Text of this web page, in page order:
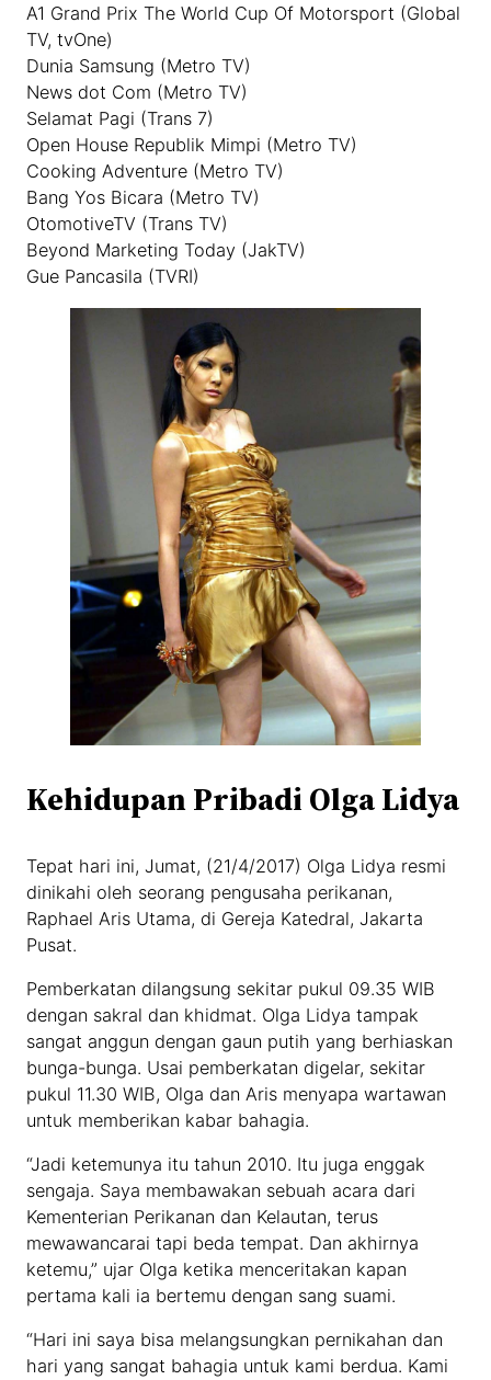
A1 Grand Prix The World Cup Of Motorsport (Global
TV, tvOne)
Dunia Samsung (Metro TV)
News dot Com (Metro TV)
Selamat Pagi (Trans 7)
Open House Republik Mimpi (Metro TV)
Cooking Adventure (Metro TV)
Bang Yos Bicara (Metro TV)
OtomotiveTV (Trans TV)
Beyond Marketing Today (JakTV)
Gue Pancasila (TVRI)
Kehidupan Pribadi Olga Lidya
Tepat hari ini, Jumat, (21/4/2017) Olga Lidya resmi
dinikahi oleh seorang pengusaha perikanan,
Raphael Aris Utama, di Gereja Katedral, Jakarta
Pusat.
Pemberkatan dilangsung sekitar pukul 09.35 WIB
dengan sakral dan khidmat. Olga Lidya tampak
sangat anggun dengan gaun putih yang berhiaskan
bunga-bunga. Usai pemberkatan digelar, sekitar
pukul 11.30 WIB, Olga dan Aris menyapa wartawan
untuk memberikan kabar bahagia.
“Jadi ketemunya itu tahun 2010. Itu juga enggak
sengaja. Saya membawakan sebuah acara dari
Kementerian Perikanan dan Kelautan, terus
mewawancarai tapi beda tempat. Dan akhirnya
ketemu,” ujar Olga ketika menceritakan kapan
pertama kali ia bertemu dengan sang suami.
“Hari ini saya bisa melangsungkan pernikahan dan
hari yang sangat bahagia untuk kami berdua. Kami